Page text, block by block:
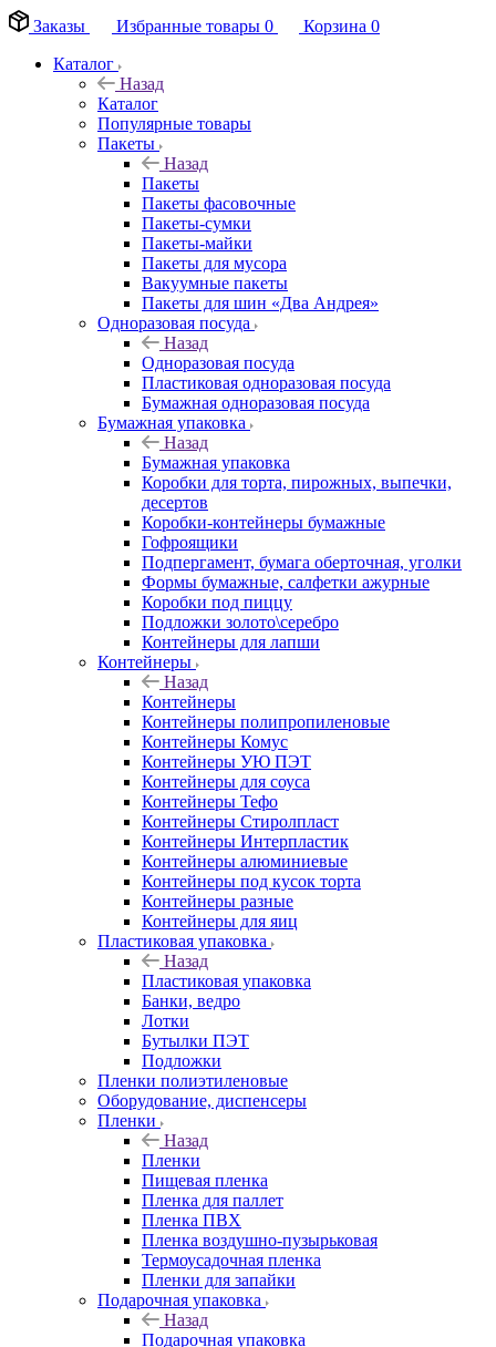
Заказы
Избранные товары 0 Корзина 0
Каталог
Назад
Каталог
Популярные товары
Пакеты
Назад
Пакеты
Пакеты фасовочные
Пакеты-сумки
Пакеты-майки
Пакеты для мусора
Вакуумные пакеты
Пакеты для шин «Два Андрея»
Одноразовая посуда
Назад
Одноразовая посуда
Пластиковая одноразовая посуда
Бумажная одноразовая посуда
Бумажная упаковка
Назад
Бумажная упаковка
Коробки для торта, пирожных, выпечки,
десертов
Коробки-контейнеры бумажные
Гофроящики
Подпергамент, бумага оберточная, уголки
Формы бумажные, салфетки ажурные
Коробки под пиццу
Подложки золото\серебро
Контейнеры для лапши
Контейнеры
Назад
Контейнеры
Контейнеры полипропиленовые
Контейнеры Комус
Контейнеры УЮ ПЭТ
Контейнеры для соуса
Контейнеры Тефо
Контейнеры Стиролпласт
Контейнеры Интерпластик
Контейнеры алюминиевые
Контейнеры под кусок торта
Контейнеры разные
Контейнеры для яиц
Пластиковая упаковка
Назад
Пластиковая упаковка
Банки, ведро
Лотки
Бутылки ПЭТ
Подложки
Пленки полиэтиленовые
Оборудование, диспенсеры
Пленки
Назад
Пленки
Пищевая пленка
Пленка для паллет
Пленка ПВХ
Пленка воздушно-пузырьковая
Термоусадочная пленка
Пленки для запайки
Подарочная упаковка
Назад
Подарочная упаковка